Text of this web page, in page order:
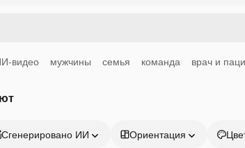
видео мужчины семья команда врач и
Сгенерировано ИИ Ориентация